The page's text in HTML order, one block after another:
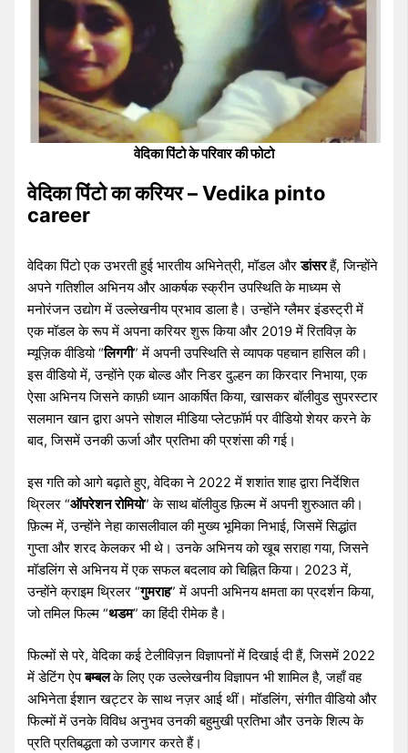
वेदिका पिंटो के परिवार की फोटो
वेदिका पिंटो का करियर – Vedika pinto
career
वेदिका पिंटो एक उभरती हुई भारतीय अभिनेत्री, मॉडल औरडांसरहैं, जिन्होंने
अपने गतिशील अभिनय और आकर्षक स्क्रीन उपस्थिति के माध्यम से
मनोरंजन उद्योग में उल्लेखनीय प्रभाव डाला है। उन्होंने ग्लैमर इंडस्ट्री में
एक मॉडल के रूप में अपना करियर शुरू किया और 2019 में रितविज़ के
म्यूज़िक वीडियो “लिगगी” में अपनी उपस्थिति से व्यापक पहचान हासिल की। ​​
इस वीडियो में, उन्होंने एक बोल्ड और निडर दुल्हन का किरदार निभाया, एक
ऐसा अभिनय जिसने काफ़ी ध्यान आकर्षित किया, खासकर बॉलीवुड सुपरस्टार
सलमान खान द्वारा अपने सोशल मीडिया प्लेटफ़ॉर्म पर वीडियो शेयर करने के
बाद, जिसमें उनकी ऊर्जा और प्रतिभा की प्रशंसा की गई।
इस गति को आगे बढ़ाते हुए, वेदिका ने 2022 में शशांत शाह द्वारा निर्देशित
थ्रिलर “ऑपरेशन रोमियो” के साथ बॉलीवुड फ़िल्म में अपनी शुरुआत की।
फ़िल्म में, उन्होंने नेहा कासलीवाल की मुख्य भूमिका निभाई, जिसमें सिद्धांत
गुप्ता और शरद केलकर भी थे। उनके अभिनय को खूब सराहा गया, जिसने
मॉडलिंग से अभिनय में एक सफल बदलाव को चिह्नित किया। 2023 में,
उन्होंने क्राइम थ्रिलर “गुमराह” में अपनी अभिनय क्षमता का प्रदर्शन किया,
जो तमिल फिल्म “थडम” का हिंदी रीमेक है।
फिल्मों से परे, वेदिका कई टेलीविज़न विज्ञापनों में दिखाई दी हैं, जिसमें 2022
में डेटिंग ऐपबम्बलके लिए एक उल्लेखनीय विज्ञापन भी शामिल है, जहाँ वह
अभिनेता ईशान खट्टर के साथ नज़र आई थीं। मॉडलिंग, संगीत वीडियो और
फिल्मों में उनके विविध अनुभव उनकी बहुमुखी प्रतिभा और उनके शिल्प के
प्रति प्रतिबद्धता को उजागर करते हैं।